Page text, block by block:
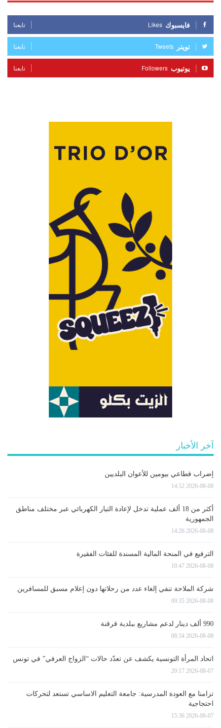
فايسبوك Likes تابعنا
تويتر Tweets تابعنا
يوتيوب Followers تابعنا
آخر الأخبار
إضراب قطاعي بيومين للأعوان البلديين
2026-08-08 14:52
أكثر من 18 ألف عملية تدخل لإعادة التيار الكهربائي عبر مختلف مناطق
الجمهورية
2026-08-08 14:26
الترفيع في المنحة المالية المسندة للفئات الفقيرة
2026-08-08 10:47
شركة الملاحة تنفي إلغاء عدد من رحلاتها دون إعلام مسبق للمسافرين
2026-08-08 09:35
990 ألف دينار لدعم مشاريع ببلدية قرقنة
2026-08-08 08:34
اتحاد المرأة التونسية يكشف عن تعدّد حالات “الزواج العرفي” في تونس
2026-08-07 20:17
تزامنا مع العودة المدرسية: جامعة التعليم الاساسي تستعد لتحركات
احتجاجية
2026-08-07 15:36